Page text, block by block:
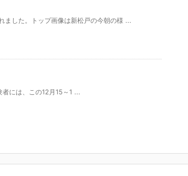
ました。トップ画像は新松戸の今朝の様 ...
には、この12月15～1 ...